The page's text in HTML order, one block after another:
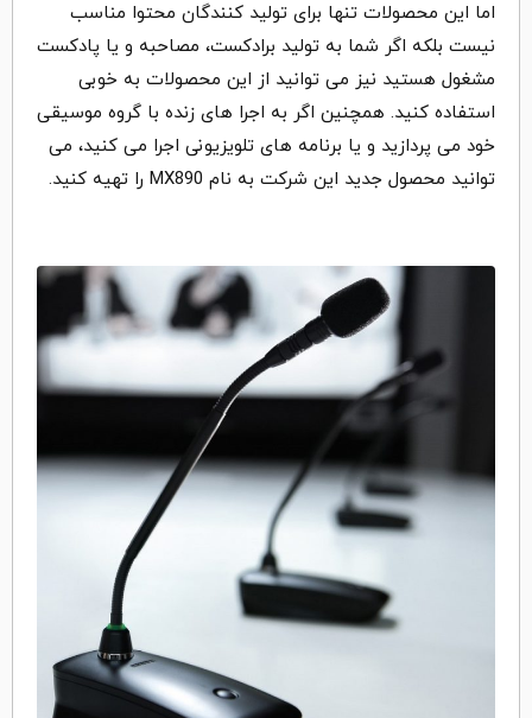
اما این محصولات تنها برای تولید کنندگان محتوا مناسب
نیست بلکه اگر شما به تولید برادکست، مصاحبه و یا پادکست
مشغول هستید نیز می توانید از این محصولات به خوبی
استفاده کنید. همچنین اگر به اجرا های زنده با گروه موسیقی
خود می پردازید و یا برنامه های تلویزیونی اجرا می کنید، می
توانید محصول جدید این شرکت به نام MX890 را تهیه کنید.